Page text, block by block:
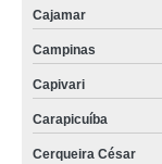
locação de kimono
locação de kimono
onde faz locação de
locação de kimono
Cajamar
Campinas
Capivari
Carapicuíba
Cerqueira César